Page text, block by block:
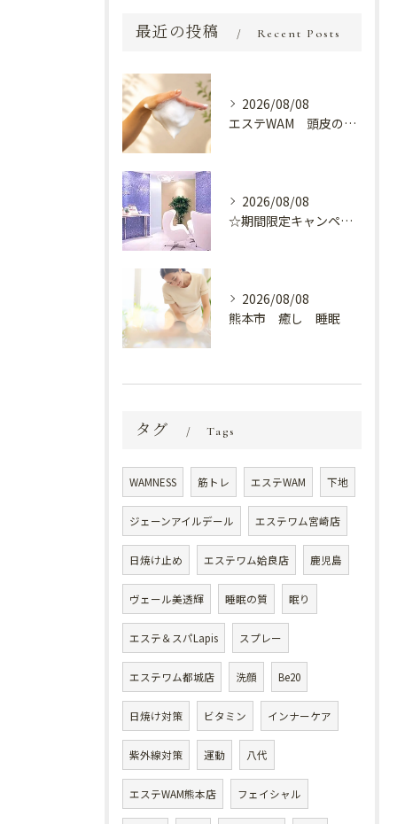
最近の投稿 Recent Posts
2026/08/08
エステWAM 頭皮の健康
2026/08/08
☆期間限定キャンペーン開催中☆
2026/08/08
熊本市 癒し 睡眠
タグ Tags
WAMNESS 筋トレ エステWAM 下地
ジェーンアイルデール エステワム宮崎店
日焼け止め エステワム姶良店 鹿児島
ヴェール美透輝 睡眠の質 眠り
エステ＆スパLapis スプレー
エステワム都城店 洗顔 Be20
日焼け対策 ビタミン インナーケア
紫外線対策 運動 八代
エステWAM熊本店 フェイシャル